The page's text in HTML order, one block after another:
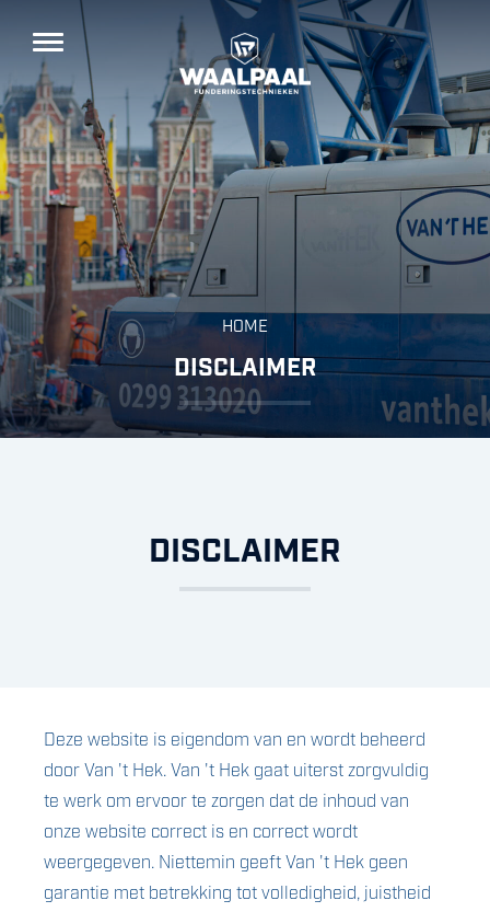
HOME
DISCLAIMER
DISCLAIMER
Deze website is eigendom van en wordt beheerd
door Van 't Hek. Van 't Hek gaat uiterst zorgvuldig
te werk om ervoor te zorgen dat de inhoud van
onze website correct is en correct wordt
weergegeven. Niettemin geeft Van 't Hek geen
garantie met betrekking tot volledigheid, juistheid